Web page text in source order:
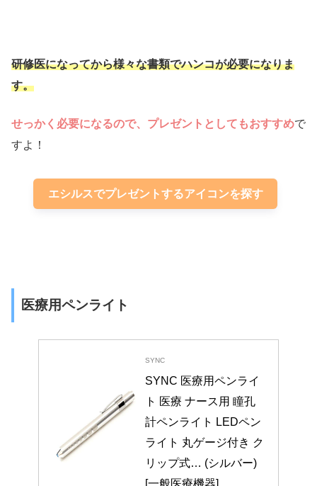
研修医になってから様々な書類でハンコが必要になりま
す。
せっかく必要になるので、プレゼントとしてもおすすめで
すよ！
エシルスでプレゼントするアイコンを探す
医療用ペンライト
SYNC
SYNC 医療用ペンライ
ト 医療 ナース用 瞳孔
計ペンライト LEDペン
ライト 丸ゲージ付き ク
リップ式… (シルバー)
[一般医療機器]